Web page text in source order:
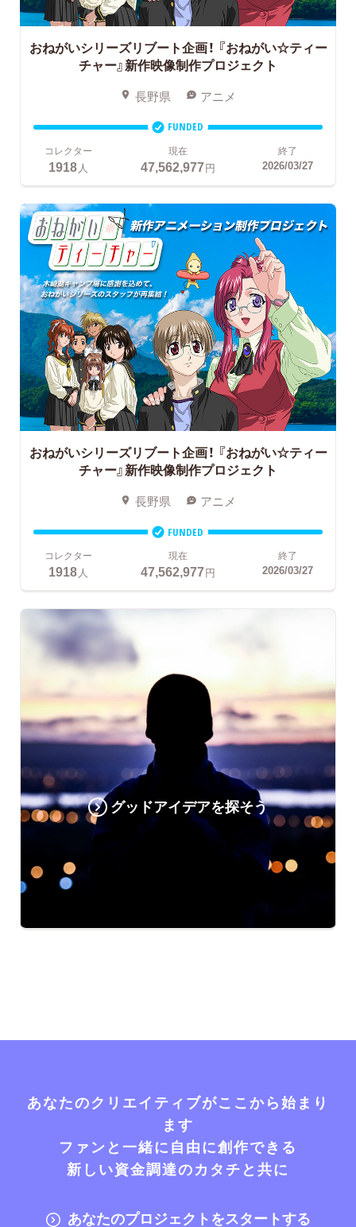
おねがいシリーズリブート企画！ 『おねがい☆ティー
チャー』新作映像制作プロジェクト
長野県 アニメ
FUNDED
コレクター
1918 人
現在
47,562,977円
終了
2026/03/27
おねがいシリーズリブート企画！ 『おねがい☆ティー
チャー』新作映像制作プロジェクト
長野県 アニメ
FUNDED
コレクター
1918人
現在
47,562,977円
終了
2026/03/27
グッドアイデアを探そう
あなたのクリエイティブがここから始まり
ます
ファンと一緒に自由に創作できる
新しい資金調達のカタチと共に
あなたのプロジェクトをスタートする